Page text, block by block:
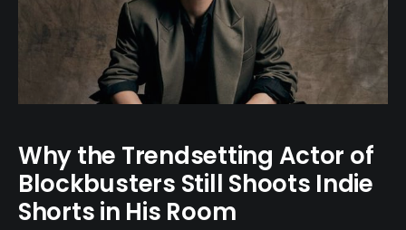
Why the Trendsetting Actor of
Blockbusters Still Shoots Indie
Shorts in His Room